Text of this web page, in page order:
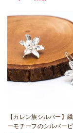
【カレン族シルバー】
ーモチーフのシルバー